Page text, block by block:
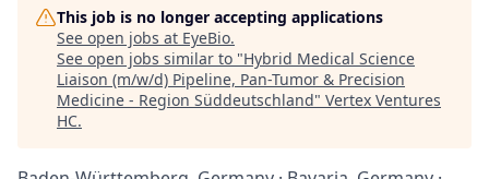
This job is no longer accepting applications
See open jobs at EyeBio.
See open jobs similar to "Hybrid Medical Science
Liaison (m/w/d) Pipeline, Pan-Tumor & Precision
Medicine - Region Süddeutschland" Vertex Ventures
HC.